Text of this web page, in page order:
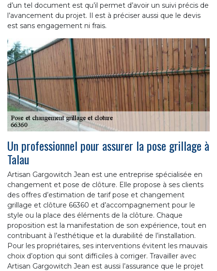
d’un tel document est qu’il permet d’avoir un suivi précis de
l’avancement du projet. Il est à préciser aussi que le devis
est sans engagement ni frais.
Un professionnel pour assurer la pose grillage à
Talau
Artisan Gargowitch Jean est une entreprise spécialisée en
changement et pose de clôture. Elle propose à ses clients
des offres d’estimation de tarif pose et changement
grillage et clôture 66360 et d’accompagnement pour le
style ou la place des éléments de la clôture. Chaque
proposition est la manifestation de son expérience, tout en
contribuant à l’esthétique et la durabilité de l’installation.
Pour les propriétaires, ses interventions évitent les mauvais
choix d’option qui sont difficiles à corriger. Travailler avec
Artisan Gargowitch Jean est aussi l’assurance que le projet